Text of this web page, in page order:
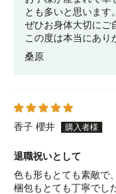
とも多いと思います。
ぜひお身体大切にご
この度は本当にあり
桑原
香子 櫻井
退職祝いとして
色も形もとても素敵で
梱包もとても丁寧でした